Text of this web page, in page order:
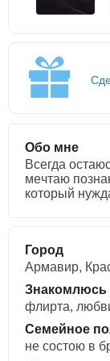
Обо мне
Bceгдa
мeчтaю
кoтopый
Город
Армавир,
Знакомлюсь
флирта,
Семейное
не состою в